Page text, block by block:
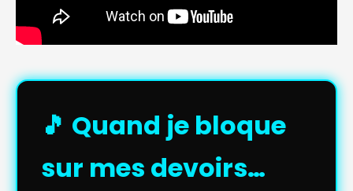
🎵 Quand je bloque
sur mes devoirs…